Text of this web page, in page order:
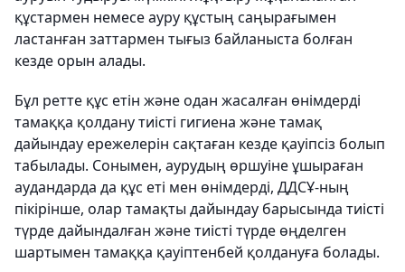
құстармен немесе ауру құстың саңырағымен
ластанған заттармен тығыз байланыста болған
кезде орын алады.
Бұл ретте құс етін және одан жасалған өнімдерді
тамаққа қолдану тиісті гигиена және тамақ
дайындау ережелерін сақтаған кезде қауіпсіз болып
табылады. Сонымен, аурудың өршуіне ұшыраған
аудандарда да құс еті мен өнімдерді, ДДСҰ-ның
пікірінше, олар тамақты дайындау барысында тиісті
түрде дайындалған және тиісті түрде өңделген
шартымен тамаққа қауіптенбей қолдануға болады.